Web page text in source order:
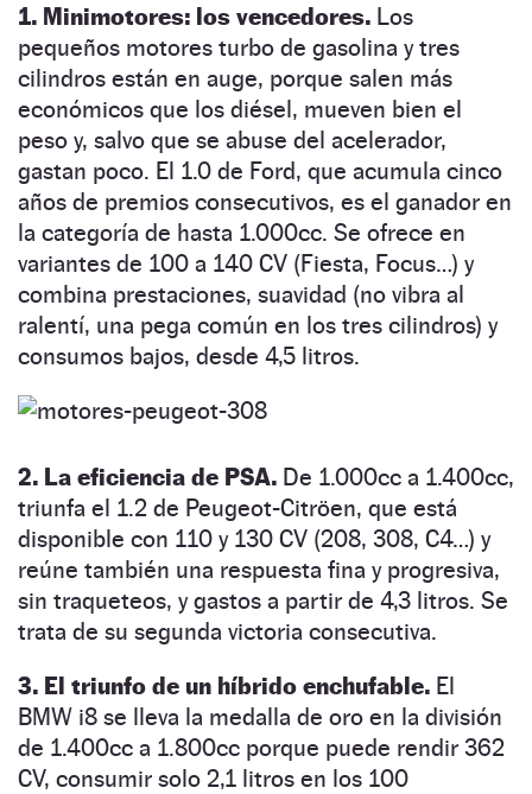
1. Minimotores: los vencedores. Los
pequeños motores turbo de gasolina y tres
cilindros están en auge, porque salen más
económicos que los diésel, mueven bien el
peso y, salvo que se abuse del acelerador,
gastan poco. El 1.0 de Ford, que acumula cinco
años de premios consecutivos, es el ganador en
la categoría de hasta 1.000cc. Se ofrece en
variantes de 100 a 140 CV (Fiesta, Focus…) y
combina prestaciones, suavidad (no vibra al
ralentí, una pega común en los tres cilindros) y
consumos bajos, desde 4,5 litros.
2. La eficiencia de PSA. De 1.000cc a 1.400cc,
triunfa el 1.2 de Peugeot-Citröen, que está
disponible con 110 y 130 CV (208, 308, C4…) y
reúne también una respuesta fina y progresiva,
sin traqueteos, y gastos a partir de 4,3 litros. Se
trata de su segunda victoria consecutiva.
3. El triunfo de un híbrido enchufable. El
BMW i8 se lleva la medalla de oro en la división
de 1.400cc a 1.800cc porque puede rendir 362
CV, consumir solo 2,1 litros en los 100